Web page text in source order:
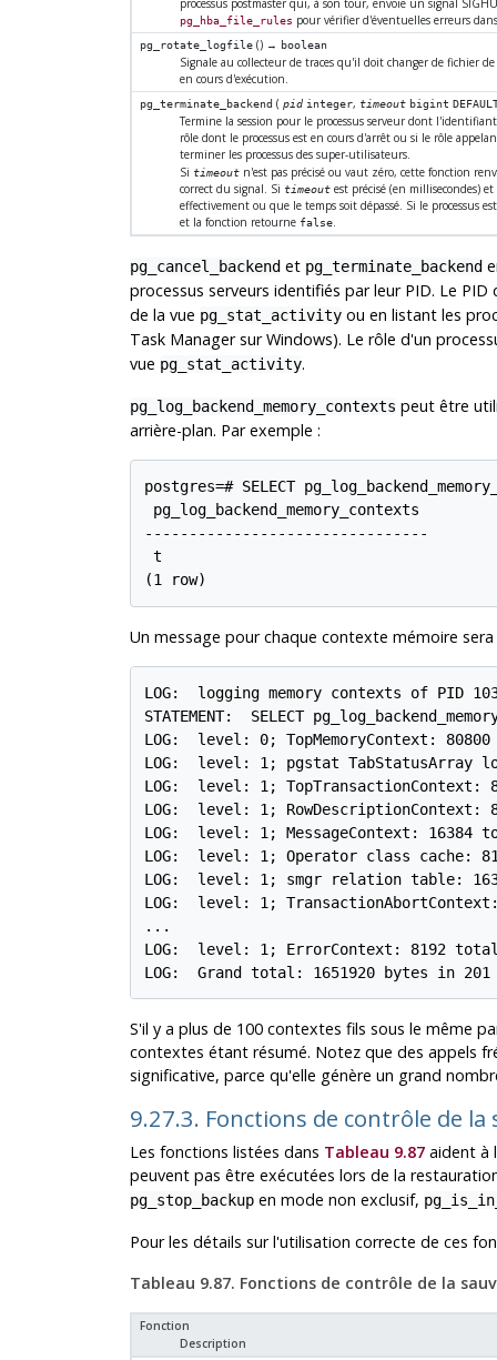
processus postmaster qui, à son tour, envoie un signal
pg_hba_file_rules pour vérifier d'éventuelles erreurs
pg_rotate_logfile () → boolean
Signale au collecteur de traces qu'il doit changer de fichier
en cours d'exécution.
pg_terminate_backend (pid integer, timeout bigint
Termine la session pour le processus serveur dont
rôle dont le processus est en cours d'arrêt ou si le rôle
terminer les processus des super-utilisateurs.
Si timeoutn'est pas précisé ou vaut zéro, cette fonction
correct du signal. Si timeoutest précisé (en millisecondes)
effectivement ou que le temps soit dépassé. Si le processus
et la fonction retourne false.
pg_cancel_backendet pg_terminate_backend
processus serveurs identifiés par leur PID. Le
de la vue pg_stat_activityou en listant les
Task ManagersurWindows). Le rôle d'un
vue pg_stat_activity.
pg_log_backend_memory_contexts peut être
arrière-plan. Par exemple :
postgres=# SELECT
pg_log_backend_memory_contexts
--------------------------------
t
Un message pour chaque contexte mémoire
LOG:  logging memory contexts of PID
STATEMENT:  SELECT
LOG:  level: 0; TopMemoryContext:
LOG:  level: 1; pgstat TabStatusArray
LOG:  level: 1;
LOG:  level: 1;
LOG:  level: 1; MessageContext:
LOG:  level: 1; Operator class cache:
LOG:  level: 1; smgr relation table:
LOG:  level: 1;
...
LOG:  level: 1; ErrorContext: 8192
S'il y a plus de 100 contextes fils sous le même
contextes étant résumé. Notez que des appels
significative, parce qu'elle génère un grand
9.27.3. Fonctions de contrôle de la
Les fonctions listées dans Tableau 9.87aident à
peuvent pas être exécutées lors de la
pg_stop_backupen mode non exclusif,
Pour les détails sur l'utilisation correcte de ces
Tableau 9.87. Fonctions de contrôle de la
Fonction
Description